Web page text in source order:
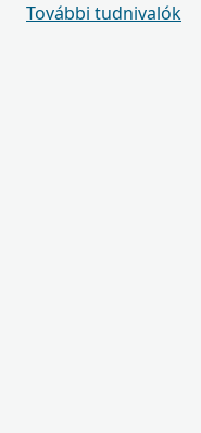
További tudnivalók